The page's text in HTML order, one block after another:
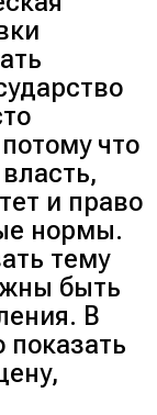
что
и право
нормы.
тему
быть
В